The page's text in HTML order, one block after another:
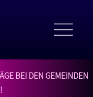
bei den Gemeinden